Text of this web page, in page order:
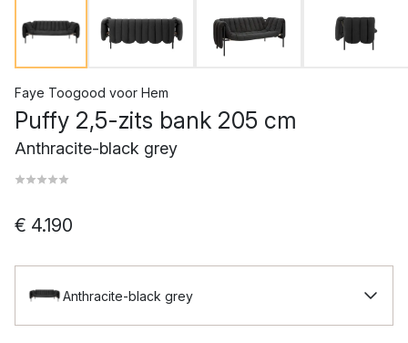
Faye Toogood voor Hem
Puffy 2,5-zits bank 205 cm
Anthracite-black grey
€ 4.190
Anthracite-black grey